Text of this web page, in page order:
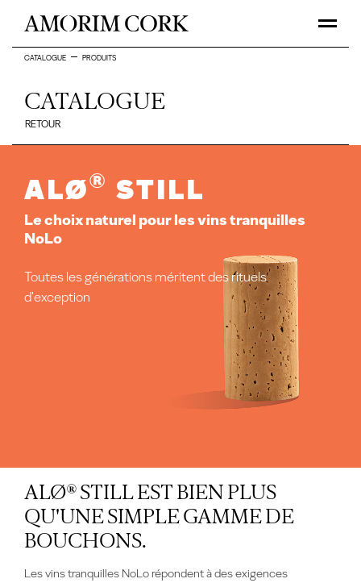
CATALOGUE PRODUITS
CATALOGUE
RETOUR
ALØ® Still
Le choix naturel pour les vins tranquilles
NoLo
Toutes les générations méritent des rituels
d'exception
ALØ® STILL EST BIEN PLUS
QU'UNE SIMPLE GAMME DE
BOUCHONS.
Les vins tranquilles NoLo répondent à des exigences